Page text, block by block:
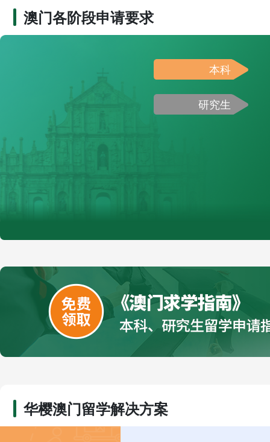
澳门各阶段申请要求
本科
研究生
华樱澳门留学解决方案